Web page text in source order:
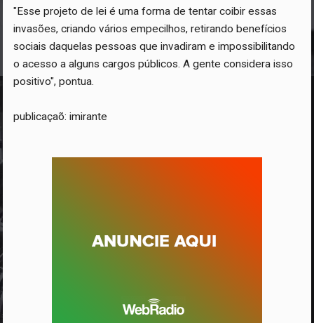
"Esse projeto de lei é uma forma de tentar coibir essas
invasões, criando vários empecilhos, retirando benefícios
sociais daquelas pessoas que invadiram e impossibilitando
o acesso a alguns cargos públicos. A gente considera isso
positivo", pontua.
publicaçaõ: imirante